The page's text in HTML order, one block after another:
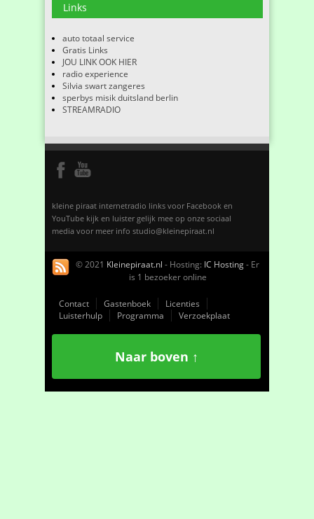
Links
auto totaal service
Gratis Links
JOU LINK OOK HIER
radio experience
Silvia swart zangeres
sperbys misik duitsland berlin
STREAMRADIO
kleine piraat internetradio links voor Facebook en
YouTube kijk en luister gelijk mee op onze sociaal
media voor meer info studio@kleinepiraat.nl
© 2021 Kleinepiraat.nl - Hosting: IC Hosting- Er
is 1 bezoeker online
Contact Gastenboek
Licenties
Luisterhulp
Programma Verzoekplaat
Naar boven ↑